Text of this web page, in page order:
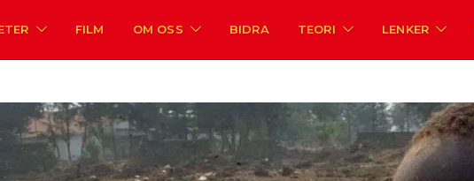
FILM OM OSS BIDRA TEORI LENKER